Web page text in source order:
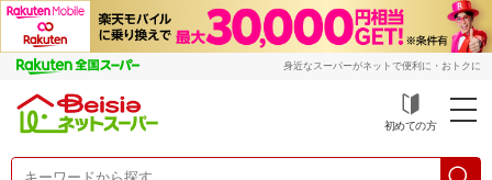
身近なスーパーがネットで便利に・おトクに
初めての方